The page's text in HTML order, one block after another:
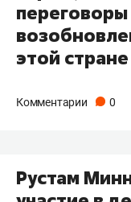
этой стране
Комментарии 0
Рустам